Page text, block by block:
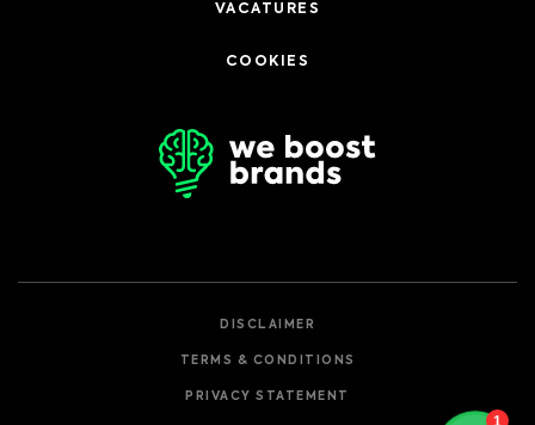
VACATURES
COOKIES
DISCLAIMER
TERMS & CONDITIONS
PRIVACY STATEMENT